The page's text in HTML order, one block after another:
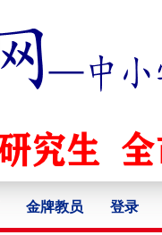
金牌教员 登录